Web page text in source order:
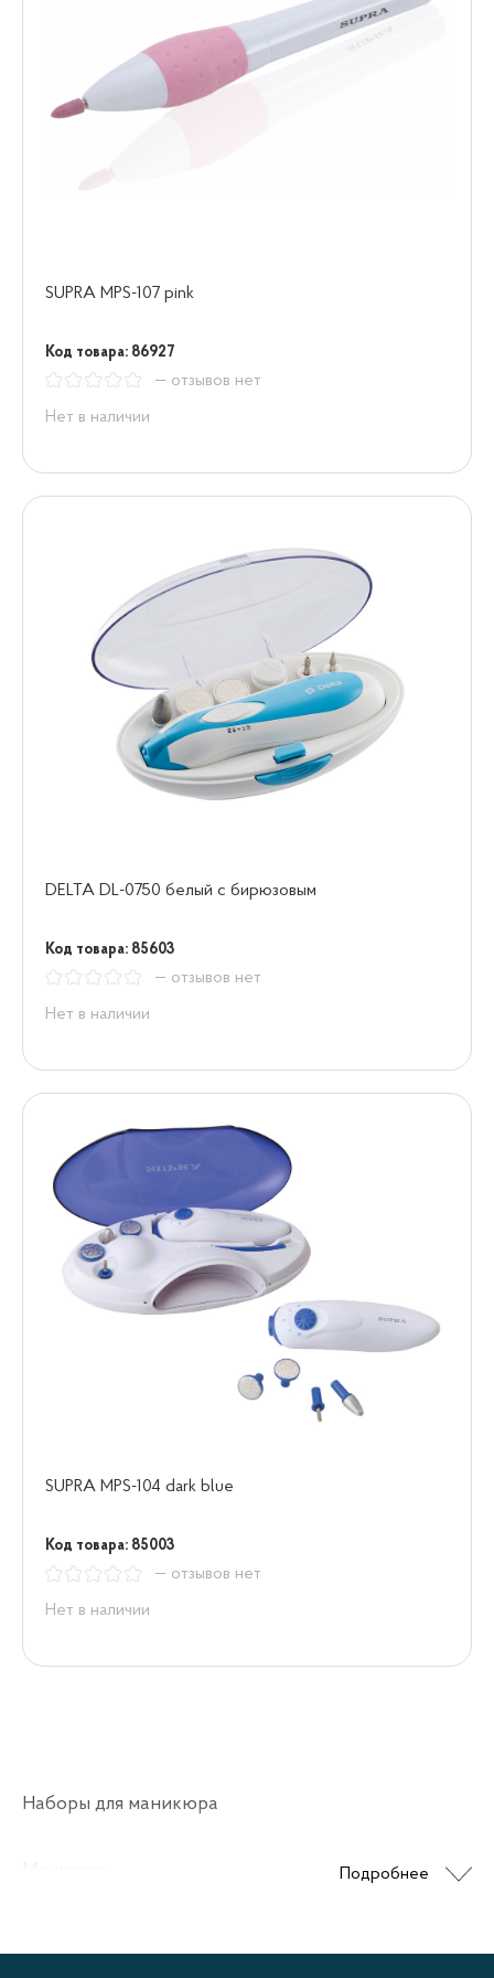
SUPRA MPS-107 pink
Код товара: 86927
— отзывов нет
Нет в наличии
DELTA DL-0750 белый с бирюзовым
Код товара: 85603
— отзывов нет
Нет в наличии
SUPRA MPS-104 dark blue
Код товара: 85003
— отзывов нет
Нет в наличии
Подробнее
Наборы для маникюра